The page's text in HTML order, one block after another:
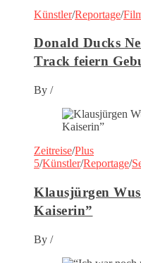
Künstler/Reportage/
Donald Ducks
Track feiern
By /
Zeitreise/Plus
5/Künstler/Reportage/
Klausjürgen
Kaiserin”
By /